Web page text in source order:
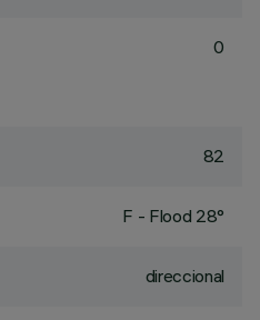
0
82
F - Flood 28°
direccional